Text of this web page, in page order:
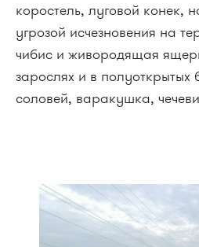
коростель, луговой конек,
угрозой исчезновения на
чибис и живородящая
зарослях и в полуоткрытых
соловей, варакушка,